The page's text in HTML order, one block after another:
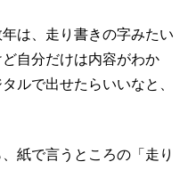
は、走り書きの字みたい
自分だけは内容がわか
ルで出せたらいいなと、
紙で言うところの「走り